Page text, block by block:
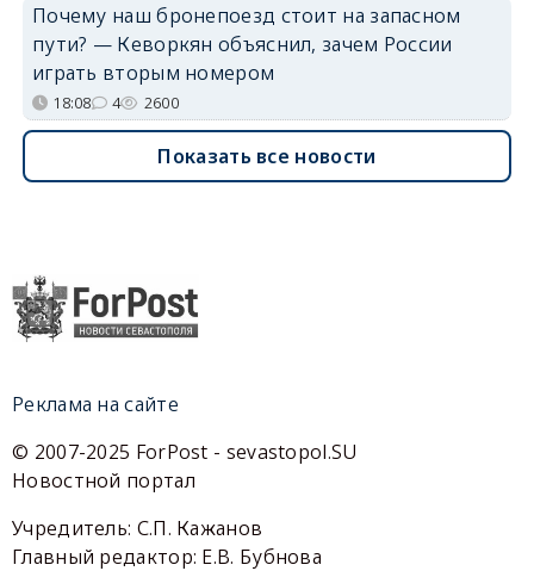
Почему наш бронепоезд стоит на запасном
пути? — Кеворкян объяснил, зачем России
играть вторым номером
18:08 4 2600
Показать все новости
Реклама на сайте
© 2007-2025 ForPost - sevastopol.SU
Новостной портал
Учредитель: С.П. Кажанов
Главный редактор: Е.В. Бубнова